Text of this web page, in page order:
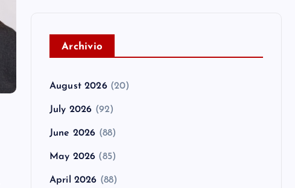
Archivio
August 2026(20)
July 2026 (92)
June 2026 (88)
May 2026 (85)
April 2026 (88)